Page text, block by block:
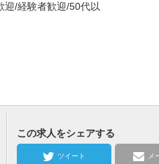
迎/経験者歓迎/50代以
この求人をシェアする
ツイート メ